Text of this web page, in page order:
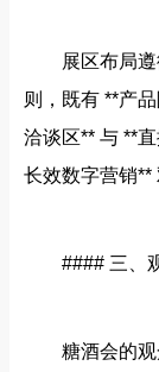
展区布局
则，既有 **产
洽谈区** 与 **
长效数字营销**
#### 三、
糖酒会的